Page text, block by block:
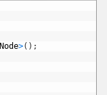
Node>( ) ;